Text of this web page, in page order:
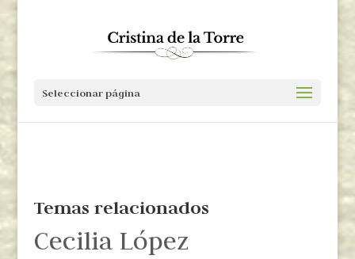
Seleccionar página
Temas relacionados
Cecilia López